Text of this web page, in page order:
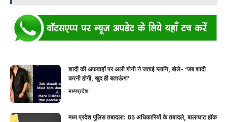
शादी की अफवाहों पर अली गोनी ने जताई ग्लानि, बोले- ‘जब शादी
करनी होगी, खुद ही बताऊंगा’
मध्यप्रदेश
मध्य प्रदेश पुलिस तबादला: 65 अधिकारियों के तबादले, बालाघाट हॉक